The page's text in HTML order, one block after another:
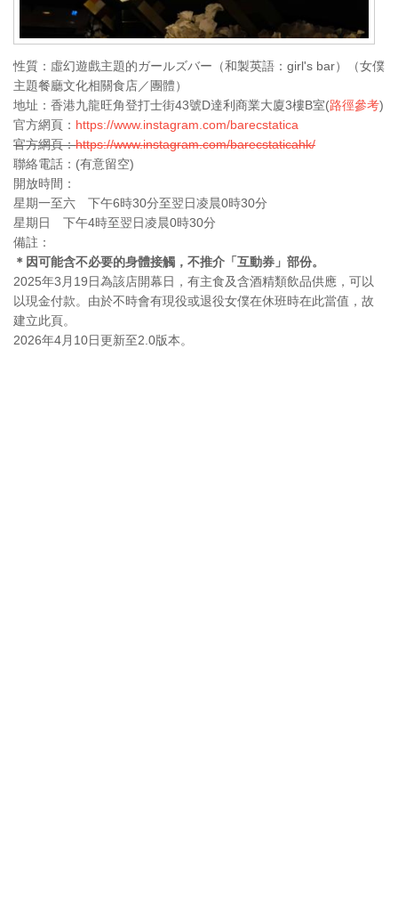
性質：虛幻遊戲主題的ガールズバー（和製英語：girl's bar）（女僕
主題餐廳文化相關食店／團體）
地址：香港九龍旺角登打士街43號D達利商業大廈3樓B室(路徑參考)
官方網頁： https://www.instagram.com/barecstatica
官方網頁：https://www.instagram.com/barecstaticahk/
聯絡電話：(有意留空)
開放時間：
星期一至六 下午6時30分至翌日凌晨0時30分
星期日 下午4時至翌日凌晨0時30分
備註：
＊因可能含不必要的身體接觸，不推介「互動券」部份。
2025年3月19日為該店開幕日，有主食及含酒精類飲品供應，可以
以現金付款。由於不時會有現役或退役女僕在休班時在此當值，故
建立此頁。
2026年4月10日更新至2.0版本。